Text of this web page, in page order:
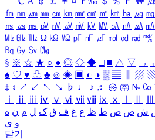
㎙ ㎚ ㎛ ㎜ ㎝ ㎞ ㎟ ㎠ ㎡ ㎢ ㏊ ㎍ ㎎
㎱ ㎲ ㎳ ㎴ ㎵ ㎶ ㎷ ㎸ ㎹ ㎀ ㎁ ㎂ ㎃
㎒ ㎓ ㎔ Ω ㏀ ㏁ ㎊ ㎋ ㎌ ㏖ ㏅ ㎭ ㎮
㏃ ㏉ ㏜ ㏆
§ ※ ☆ ★ ○ ● ◎ ◇ ◆ □ ■ △ ▽ →
♠ ♡ ♥ ♧ ♣ ⊙ ◈ ▣ ◐ ◑ ▒ ▤ ▨
‡ ↕ ↗ ↙ ↖ ↘ ♭ ♩ ♪ ♬ ㉿ ㈜ № ㏇
ⅰ
ⅱ ⅲ ⅳ ⅴ ⅵ ⅶ ⅷ ⅸ ⅹ
ش ص ض ط ظ ع غ ف ق ک ل م ن ه
و ی
닫기